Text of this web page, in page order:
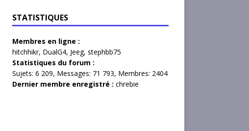
STATISTIQUES
Membres en ligne :
hitchhikr, DualG4, Jeeg, stephbb75
Statistiques du forum :
Sujets: 6 209, Messages: 71 793, Membres: 2404
Dernier membre enregistré : chrebie